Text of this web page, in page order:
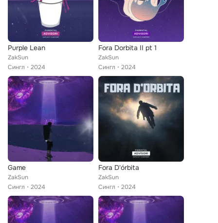
Purple Lean
ZakSun
Сингл
2024
Fora Dorbita II pt 1
ZakSun
Сингл
2024
Game
ZakSun
Сингл
2024
Fora D'órbita
ZakSun
Сингл
2024